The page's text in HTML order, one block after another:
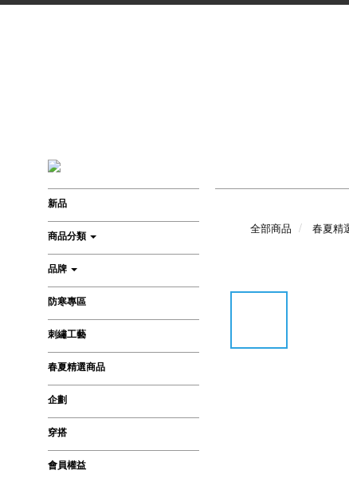
新品
商品分類
品牌
防寒專區
刺繡工藝
春夏精選商品
企劃
穿搭
會員權益
全部商品 春夏精